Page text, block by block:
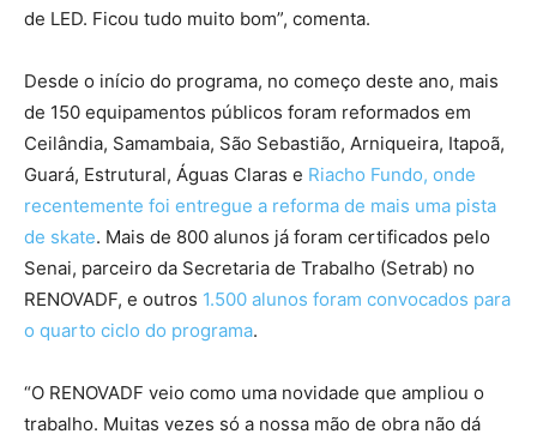
de LED. Ficou tudo muito bom”, comenta.
Desde o início do programa, no começo deste ano, mais
de 150 equipamentos públicos foram reformados em
Ceilândia, Samambaia, São Sebastião, Arniqueira, Itapoã,
Guará, Estrutural, Águas Claras e Riacho Fundo, onde
recentemente foi entregue a reforma de mais uma pista
de skate. Mais de 800 alunos já foram certificados pelo
Senai, parceiro da Secretaria de Trabalho (Setrab) no
RENOVADF, e outros 1.500 alunos foram convocados para
o quarto ciclo do programa.
“O RENOVADF veio como uma novidade que ampliou o
trabalho. Muitas vezes só a nossa mão de obra não dá